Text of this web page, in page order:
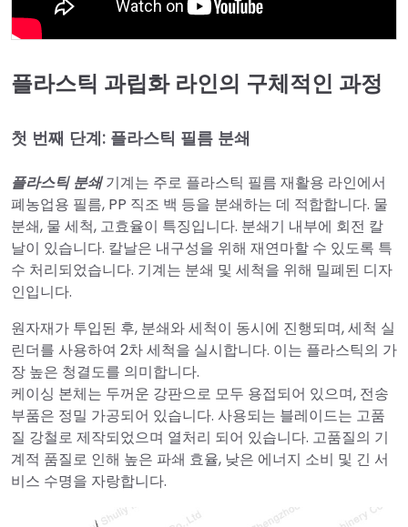
플라스틱 과립화 라인의 구체적인 과정
첫 번째 단계: 플라스틱 필름 분쇄
플라스틱 분쇄기계는 주로 플라스틱 필름 재활용 라인에서
폐농업용 필름, PP 직조 백 등을 분쇄하는 데 적합합니다. 물
분쇄, 물 세척, 고효율이 특징입니다. 분쇄기 내부에 회전 칼
날이 있습니다. 칼날은 내구성을 위해 재연마할 수 있도록 특
수 처리되었습니다. 기계는 분쇄 및 세척을 위해 밀폐된 디자
인입니다.
원자재가 투입된 후, 분쇄와 세척이 동시에 진행되며, 세척 실
린더를 사용하여 2차 세척을 실시합니다. 이는 플라스틱의 가
장 높은 청결도를 의미합니다.
케이싱 본체는 두꺼운 강판으로 모두 용접되어 있으며, 전송
부품은 정밀 가공되어 있습니다. 사용되는 블레이드는 고품
질 강철로 제작되었으며 열처리 되어 있습니다. 고품질의 기
계적 품질로 인해 높은 파쇄 효율, 낮은 에너지 소비 및 긴 서
비스 수명을 자랑합니다.